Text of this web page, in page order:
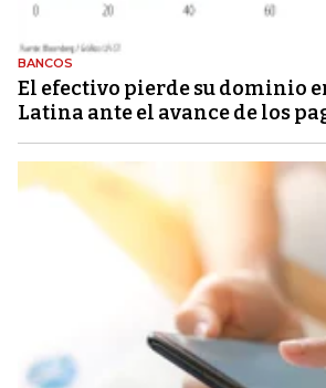
BANCOS
El efectivo pierde su dominio
Latina ante el avance de los